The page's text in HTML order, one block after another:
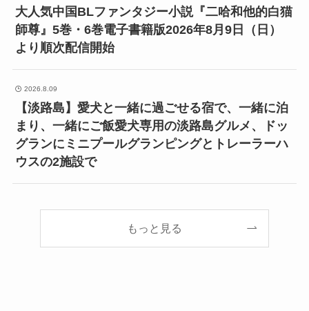
大人気中国BLファンタジー小説『二哈和他的白猫
師尊』5巻・6巻電子書籍版2026年8月9日（日）
より順次配信開始
2026.8.09
【淡路島】愛犬と一緒に過ごせる宿で、一緒に泊
まり、一緒にご飯愛犬専用の淡路島グルメ、ドッ
グランにミニプールグランピングとトレーラーハ
ウスの2施設で
もっと見る